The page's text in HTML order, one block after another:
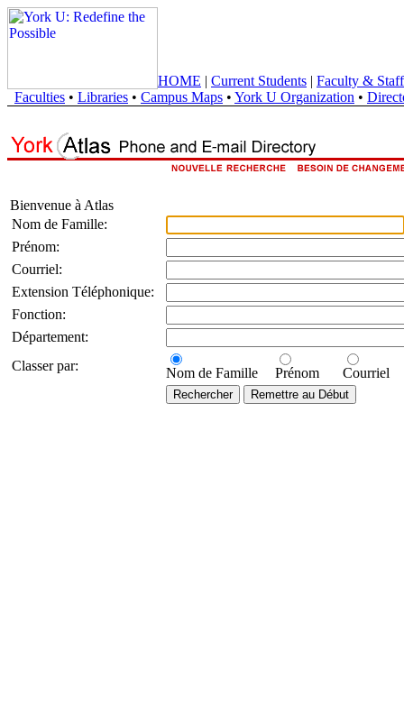
HOME | Current Students | Faculty & Staff
Faculties • Libraries • Campus Maps • York U Organization •
Bienvenue à Atlas
Nom de Famille:
Prénom:
Courriel:
Extension Téléphonique:
Fonction:
Département:
Classer par:
Nom de Famille Prénom Courriel